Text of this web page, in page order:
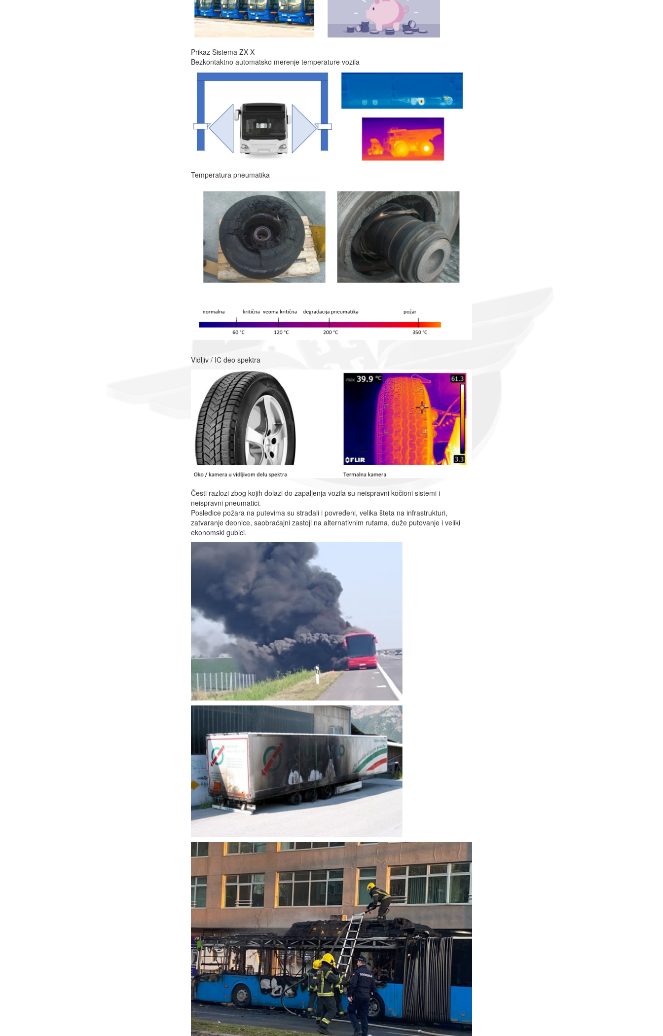
Prikaz Sistema ZX-X
Bezkontaktno automatsko merenje temperature vozila
Temperatura pneumatika
Vidljiv / IC deo spektra
Česti razlozi zbog kojih dolazi do zapaljenja vozila su neispravni kočioni sistemi i
neispravni pneumatici.
Posledice požara na putevima su stradali i povređeni, velika šteta na infrastrukturi,
zatvaranje deonice, saobraćajni zastoji na alternativnim rutama, duže putovanje i veliki
ekonomski gubici.